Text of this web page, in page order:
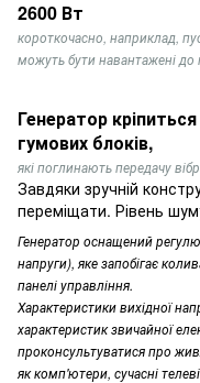
2600 Вт
короткочасно, наприклад,
можуть бути навантажені до
Генератор
гумових блоків,
які поглинають передачу
Завдяки зручній
переміщати. Рівень
Генератор оснащений
напруги), яке запобігає
панелі управління.
Характеристики вихідної
характеристик звичайної
проконсультуватися про
як комп'ютери, сучасні